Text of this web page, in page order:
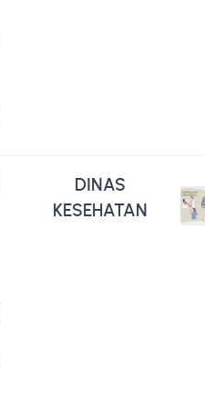
DINAS
KESEHATAN